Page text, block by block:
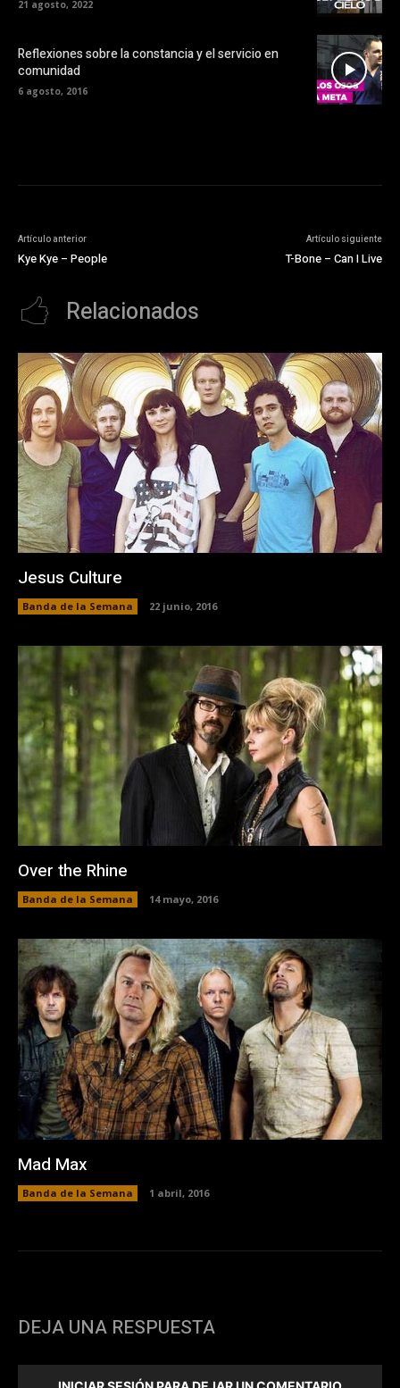
21 agosto, 2022
Reflexiones sobre la constancia y el servicio en
comunidad
6 agosto, 2016
Artículo anterior
Kye Kye – People
Artículo siguiente
T-Bone – Can I Live
Relacionados
Jesus Culture
Banda de la Semana 22 junio, 2016
Over the Rhine
Banda de la Semana 14 mayo, 2016
Mad Max
Banda de la Semana 1 abril, 2016
DEJA UNA RESPUESTA